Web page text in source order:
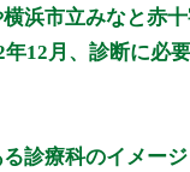
浜市立みなと赤
12月、診断に
診療科のイメー